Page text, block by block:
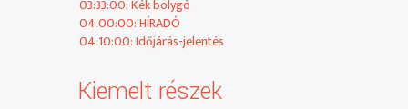
2025-10-02 14:30:00 HÍREK
03:33:00: Kék bolygó
04:00:00: HÍRADÓ
04:10:00: Időjárás-jelentés
Kiemelt részek